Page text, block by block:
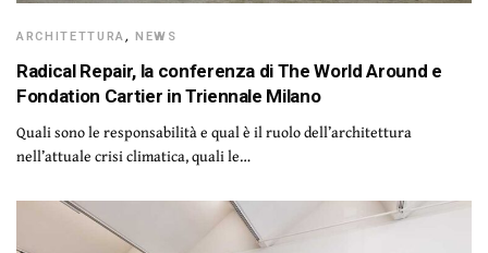
ARCHITETTURA,NEWS
Radical Repair, la conferenza di The World Around e
Fondation Cartier in Triennale Milano
Quali sono le responsabilità e qual è il ruolo dell’architettura
nell’attuale crisi climatica, quali le…